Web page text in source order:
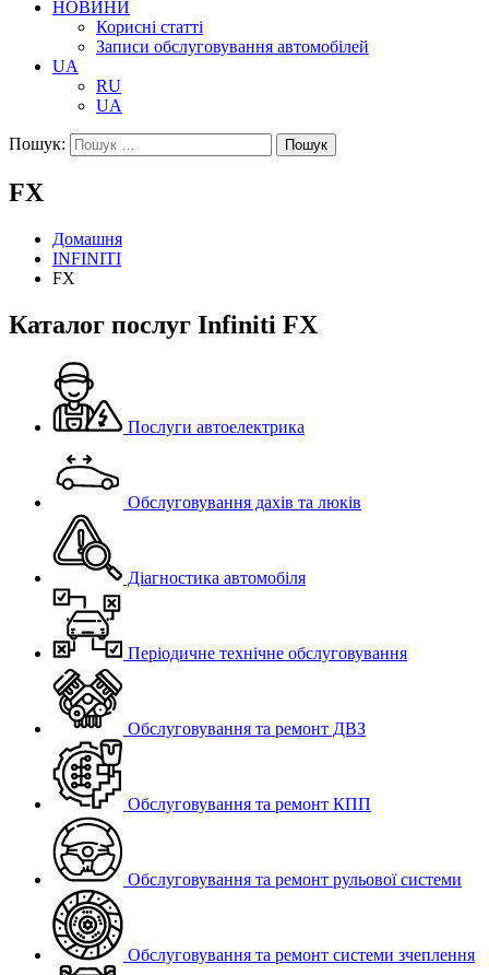
НОВИНИ
Корисні статті
Записи обслуговування автомобілей
UA
RU
UA
Пошук: Пошук
FX
Домашня
INFINITI
FX
Каталог послуг Infiniti FX
Послуги автоелектрика
Обслуговування дахів та люків
Діагностика автомобіля
Періодичне технічне обслуговування
Обслуговування та ремонт ДВЗ
Обслуговування та ремонт КПП
Обслуговування та ремонт рульової системи
Обслуговування та ремонт системи зчеплення